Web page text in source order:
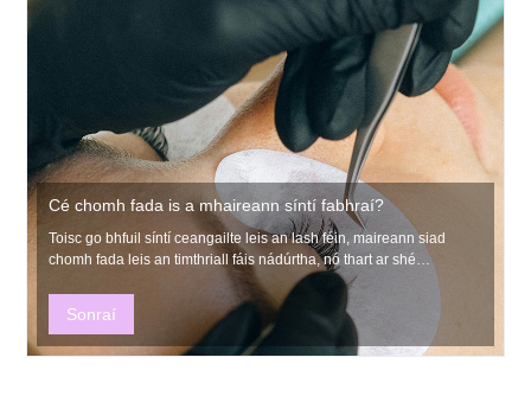
Cé chomh fada is a mhaireann síntí fabhraí?
Toisc go bhfuil síntí ceangailte leis an lash féin, maireann siad
chomh fada leis an timthriall fáis nádúrtha, nó thart ar shé
Sonraí